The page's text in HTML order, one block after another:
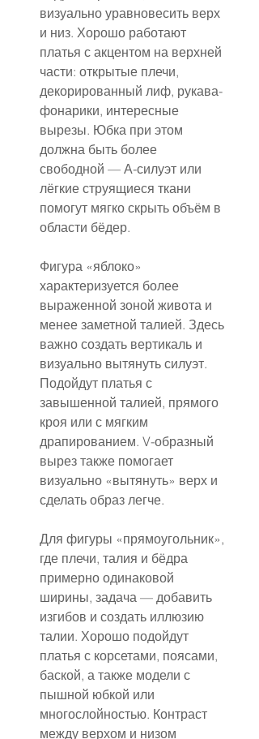
визуально уравновесить верх
и низ. Хорошо работают
платья с акцентом на верхней
части: открытые плечи,
декорированный лиф, рукава-
фонарики, интересные
вырезы. Юбка при этом
должна быть более
свободной — А-силуэт или
лёгкие струящиеся ткани
помогут мягко скрыть объём в
области бёдер.
Фигура «яблоко»
характеризуется более
выраженной зоной живота и
менее заметной талией. Здесь
важно создать вертикаль и
визуально вытянуть силуэт.
Подойдут платья с
завышенной талией, прямого
кроя или с мягким
драпированием. V-образный
вырез также помогает
визуально «вытянуть» верх и
сделать образ легче.
Для фигуры «прямоугольник»,
где плечи, талия и бёдра
примерно одинаковой
ширины, задача — добавить
изгибов и создать иллюзию
талии. Хорошо подойдут
платья с корсетами, поясами,
баской, а также модели с
пышной юбкой или
многослойностью. Контраст
между верхом и низом